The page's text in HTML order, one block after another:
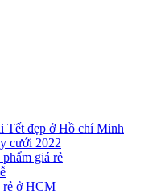
Tết đẹp ở Hồ chí Minh
cưới 2022
giá rẻ
rẻ ở HCM